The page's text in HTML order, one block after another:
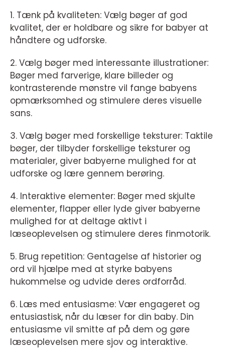
1. Tænk på kvaliteten: Vælg bøger af god
kvalitet, der er holdbare og sikre for babyer at
håndtere og udforske.
2. Vælg bøger med interessante illustrationer:
Bøger med farverige, klare billeder og
kontrasterende mønstre vil fange babyens
opmærksomhed og stimulere deres visuelle
sans.
3. Vælg bøger med forskellige teksturer: Taktile
bøger, der tilbyder forskellige teksturer og
materialer, giver babyerne mulighed for at
udforske og lære gennem berøring.
4. Interaktive elementer: Bøger med skjulte
elementer, flapper eller lyde giver babyerne
mulighed for at deltage aktivt i
læseoplevelsen og stimulere deres finmotorik.
5. Brug repetition: Gentagelse af historier og
ord vil hjælpe med at styrke babyens
hukommelse og udvide deres ordforråd.
6. Læs med entusiasme: Vær engageret og
entusiastisk, når du læser for din baby. Din
entusiasme vil smitte af på dem og gøre
læseoplevelsen mere sjov og interaktive.